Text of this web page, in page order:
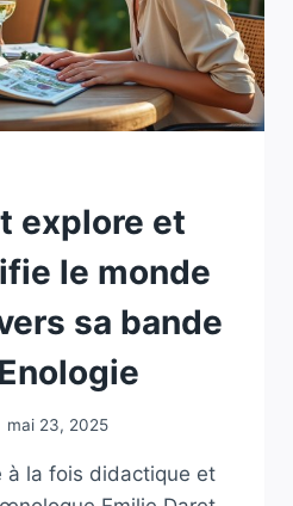
explore et
le monde
sa bande
mai 23, 2025
à la fois didactique et